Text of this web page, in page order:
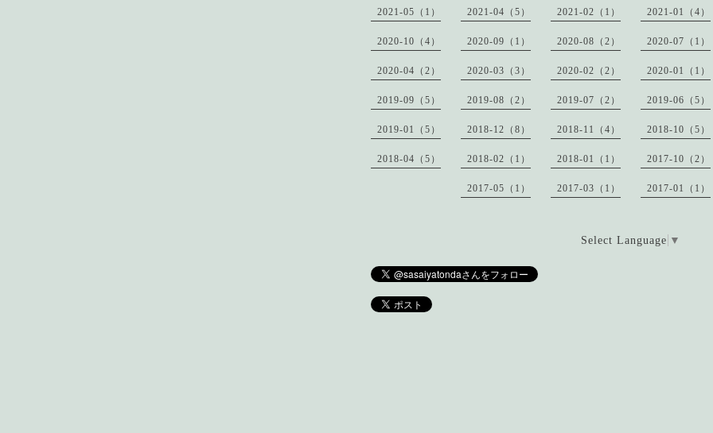
2021-05（1） 2021-04（5） 2021-02（1） 2021-01（4）
2020-10（4） 2020-09（1） 2020-08（2） 2020-07（1）
2020-04（2） 2020-03（3） 2020-02（2） 2020-01（1）
2019-09（5） 2019-08（2） 2019-07（2） 2019-06（5）
2019-01（5） 2018-12（8） 2018-11（4） 2018-10（5）
2018-04（5） 2018-02（1） 2018-01（1） 2017-10（2）
2017-05（1） 2017-03（1） 2017-01（1）
Select Language ▼